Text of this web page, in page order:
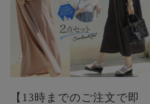
【13時までのご注文で即